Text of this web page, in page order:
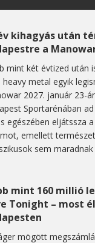
kihagyás után
a
mint két évtized után
heavy metal egyik
2027. január 23-
Sportarénában
egészében eljátssza
emellett
sem
mint 160 millió
Tonight – most
mögött